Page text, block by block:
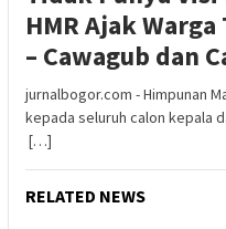
HMR Ajak
– Cawagub dan
jurnalbogor.com - Himpunan
kepada seluruh calon kepala
[…]
RELATED NEWS